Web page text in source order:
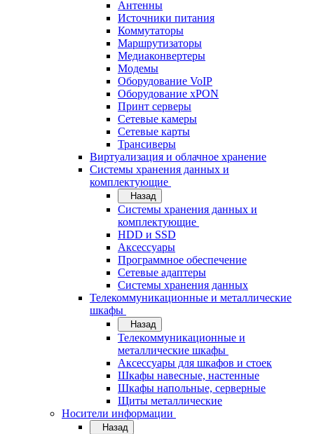
Антенны
Источники питания
Коммутаторы
Маршрутизаторы
Медиаконвертеры
Модемы
Оборудование VoIP
Оборудование xPON
Принт серверы
Сетевые камеры
Сетевые карты
Трансиверы
Виртуализация и облачное хранение
Системы хранения данных и
комплектующие
Назад
Системы хранения данных и
комплектующие
HDD и SSD
Аксессуары
Программное обеспечение
Сетевые адаптеры
Системы хранения данных
Телекоммуникационные и металлические
шкафы
Назад
Телекоммуникационные и
металлические шкафы
Аксессуары для шкафов и стоек
Шкафы навесные, настенные
Шкафы напольные, серверные
Щиты металлические
Носители информации
Назад